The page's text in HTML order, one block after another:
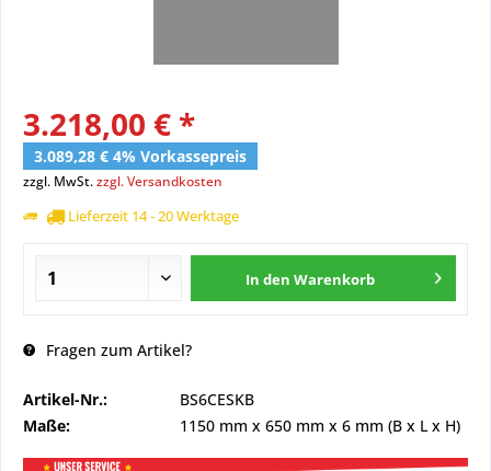
3.218,00 € *
3.089,28 € 4% Vorkassepreis
zzgl. MwSt.zzgl. Versandkosten
Lieferzeit 14 - 20 Werktage
In den Warenkorb
Fragen zum Artikel?
Artikel-Nr.:
BS6CESKB
Maße:
1150 mm x 650 mm x 6 mm (B x L x H)